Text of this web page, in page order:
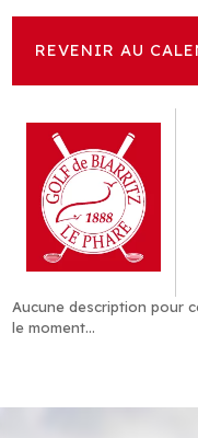
REVENIR AU
Aucune description pour
le moment...